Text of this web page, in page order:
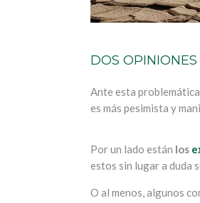
DOS
Ante esta
es más pesimista y
Por un lado están los
estos sin lugar a duda
O al menos, algunos